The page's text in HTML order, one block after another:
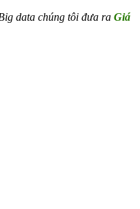
data chúng tôi đưa ra Giá